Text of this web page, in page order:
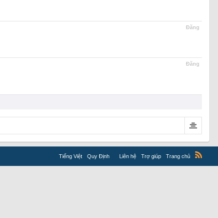
Đăng
Đăng
Tiếng Việt Quy Định Liên hệ Trợ giúp Trang chủ